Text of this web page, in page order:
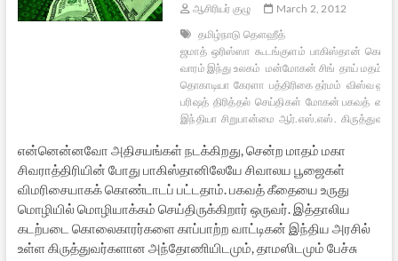
ஆசிரியர் குழு
March 2, 2012
தமிழ்நாடு தௌஹீத்
ஜமாத் ஒரிஸ்ஸா கூடங்குளம் பாகிஸ்தான்
வாரம் இந்து உலகம் மன்மோகன் சிங் தாய் மதம்
தொகாடியா கேரளா பத்திரிகை தர்மம் விஸ்வ
பரிஷத் திரித்தல் செய்திகள் மோகன் பகவத்
இந்தியா சிறுபான்மை ஆர்.எஸ்.எஸ். கிருத்துவர்
என்னென்னவோ அதிசயங்கள் நடக்கிறது, சென்ற மாதம் மகா
சிவராத்திரியின் போது பாகிஸ்தானிலேயே சிவாலய பூஜைகள்
விமரிசையாகக் கொண்டாடப் பட்டதாம். பகவத் கீதையை உருது
மொழியில் மொழியாக்கம் செய்திருக்கிறார் ஒருவர். இத்தாலிய
கடற்படை கொலைகாரர்களை காப்பாற்ற வாட்டிகன் இந்திய அரசில்
உள்ள கிருத்துவர்களான அந்தோணியிடமும், தாமஸிடமும் பேச்சு